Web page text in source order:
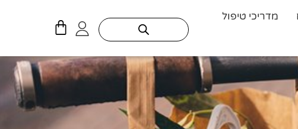
מדריכי טיפול
עגלת